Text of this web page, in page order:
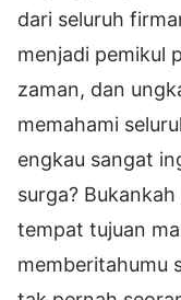
dari seluruh
menjadi pemikul
zaman, dan
memahami
engkau sangat
surga?
tempat tujuan
memberitahumu